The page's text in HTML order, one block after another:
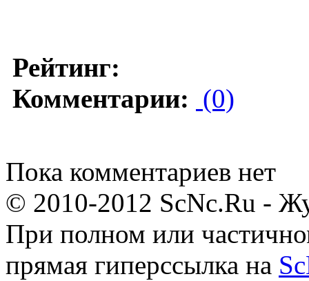
Рейтинг:
Комментарии: (0)
Пока комментариев нет
© 2010-2012 ScNc.Ru -
При полном или
прямая гиперссылка на